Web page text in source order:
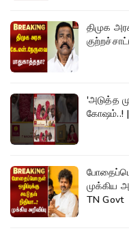
திமுக
'அடுத்த
முக்கிய
TN Govt